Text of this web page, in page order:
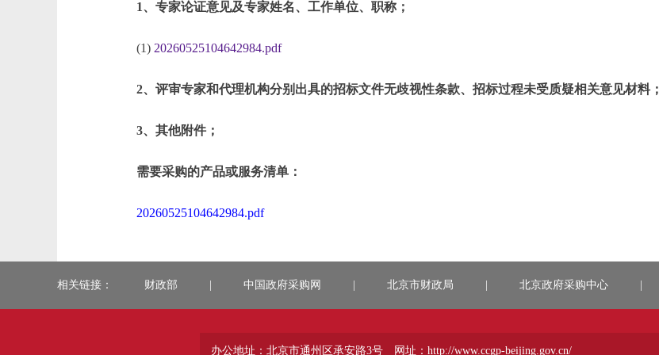
1、专家论证意见及专家姓名、工作单位、职称；
(1) 20260525104642984.pdf
2、评审专家和代理机构分别出具的招标文件无歧视性条款、招标过程未受质疑相关意见材料；
3、其他附件；
需要采购的产品或服务清单：
20260525104642984.pdf
相关链接： 财政部 中国政府采购网 北京市财政局 北京政府采购中心
办公地址：北京市通州区承安路3号 网址：http://www.ccgp-beijing.gov.cn/